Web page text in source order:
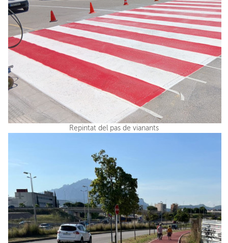
Repintat del pas de vianants